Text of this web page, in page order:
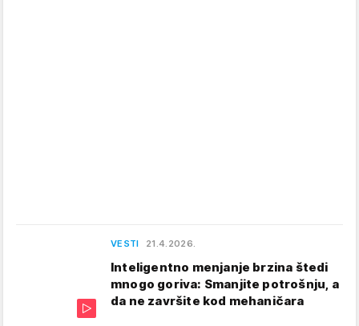
VESTI 21.4.2026.
Inteligentno menjanje brzina štedi
mnogo goriva: Smanjite potrošnju, a
da ne završite kod mehaničara